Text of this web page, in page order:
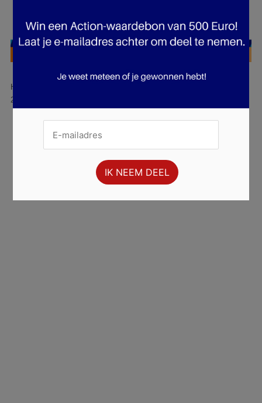
Hier is pagina 1 van 10 pagina's van de Action folder, geldig van
28.01.2026 tot 03.02.2026.